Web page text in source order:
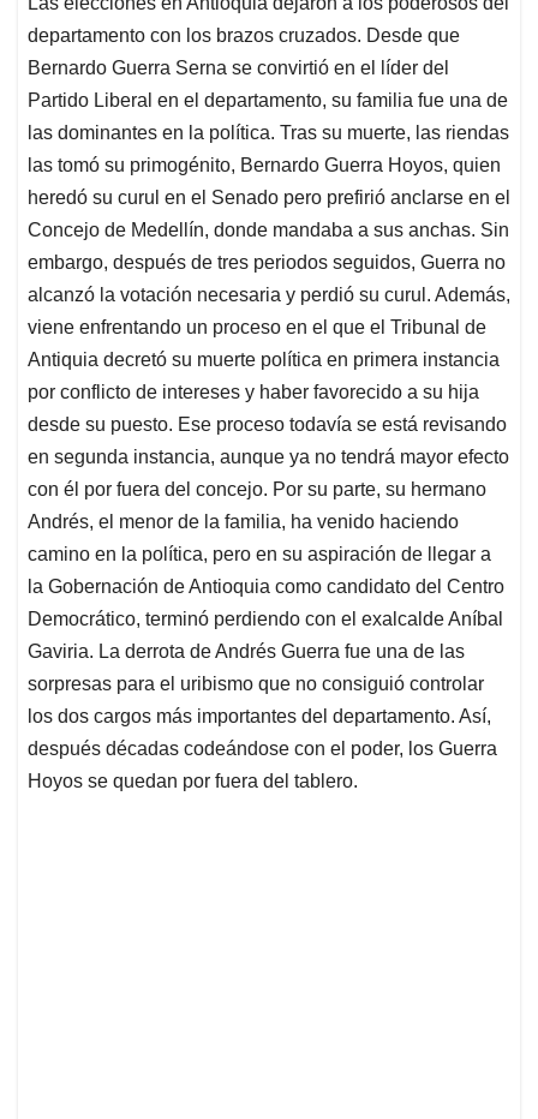
s
A
p
p
b
o
o
k
e
d
I
n
l
a
d
s
departamento con los brazos cruzados. Desde que
Bernardo Guerra Serna se convirtió en el líder del
Partido Liberal en el departamento, su familia fue una de
las dominantes en la política. Tras su muerte, las riendas
las tomó su primogénito, Bernardo Guerra Hoyos, quien
heredó su curul en el Senado pero prefirió anclarse en el
Concejo de Medellín, donde mandaba a sus anchas. Sin
embargo, después de tres periodos seguidos, Guerra no
alcanzó la votación necesaria y perdió su curul. Además,
viene enfrentando un proceso en el que el Tribunal de
Antiquia decretó su muerte política en primera instancia
por conflicto de intereses y haber favorecido a su hija
desde su puesto. Ese proceso todavía se está revisando
en segunda instancia, aunque ya no tendrá mayor efecto
con él por fuera del concejo. Por su parte, su hermano
Andrés, el menor de la familia, ha venido haciendo
camino en la política, pero en su aspiración de llegar a
la Gobernación de Antioquia como candidato del Centro
Democrático, terminó perdiendo con el exalcalde Aníbal
Gaviria. La derrota de Andrés Guerra fue una de las
sorpresas para el uribismo que no consiguió controlar
los dos cargos más importantes del departamento. Así,
después décadas codeándose con el poder, los Guerra
Hoyos se quedan por fuera del tablero.